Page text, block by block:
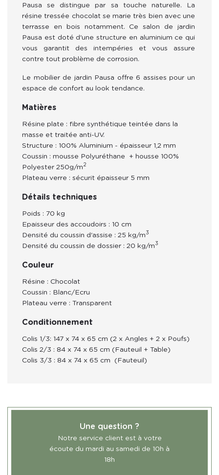
Pausa se distingue par sa touche naturelle. La
résine tressée chocolat se marie très bien avec une
terrasse en bois notamment. Ce salon de jardin
Pausa est doté d'une structure en aluminium ce qui
vous garantit des intempéries et vous assure
contre tout problème de corrosion.
Le mobilier de jardin Pausa offre 6 assises pour un
espace de confort au look tendance.
Matières
Résine plate : fibre synthétique teintée dans la
masse et traitée anti-UV.
Structure : 100% Aluminium - épaisseur 1,2 mm
Coussin : mousse Polyuréthane + housse 100%
Polyester 250g/m 2
Plateau verre : sécurit épaisseur 5 mm
Détails techniques
Poids : 70 kg
Epaisseur des accoudoirs : 10 cm
Densité du coussin d'assise : 25 kg/m 3
Densité du coussin de dossier : 20 kg/m 3
Couleur
Résine : Chocolat
Coussin : Blanc/Ecru
Plateau verre : Transparent
Conditionnement
Colis 1/3: 147 x 74 x 65 cm (2 x Angles + 2 x Poufs)
Colis 2/3 : 84 x 74 x 65 cm (Fauteuil + Table)
Colis 3/3 : 84 x 74 x 65 cm (Fauteuil)
Une question ?
Notre service client est à votre
écoute du mardi au samedi de 10h à
18h